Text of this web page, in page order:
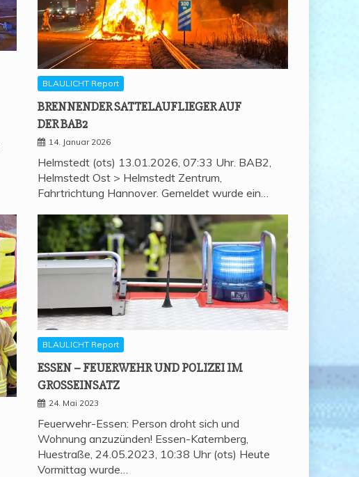
BLAULICHT Report
BREN­NEN­DER SAT­TEL­AUF­LIE­GER AUF
DER BAB2
14. Januar 2026
Helmstedt (ots) 13.01.2026, 07:33 Uhr. BAB2,
Helmstedt Ost > Helmstedt Zentrum,
Fahrtrichtung Hannover. Gemeldet wurde ein…
BLAULICHT Report
ESSEN – FEU­ER­WEHR UND POLI­ZEI IM
GROSSEINSATZ
24. Mai 2023
Feuerwehr-Essen: Person droht sich und
Wohnung anzuzünden! Essen-Katernberg,
Huestraße, 24.05.2023, 10:38 Uhr (ots) Heute
Vormittag wurde…